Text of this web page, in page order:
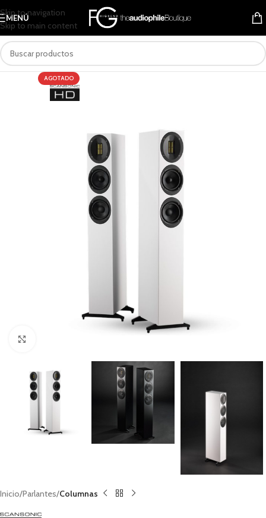
Skip to navigation
Skip to main content
MENÚ
AGOTADO
Inicio Parlantes Columnas